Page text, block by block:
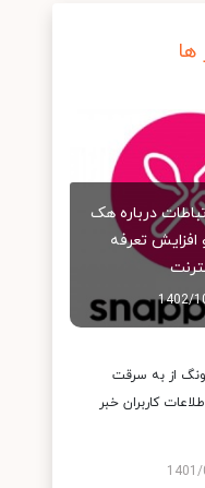
ها
درباره هک
تعرفه
1402/
از به سرقت
کاربران خبر